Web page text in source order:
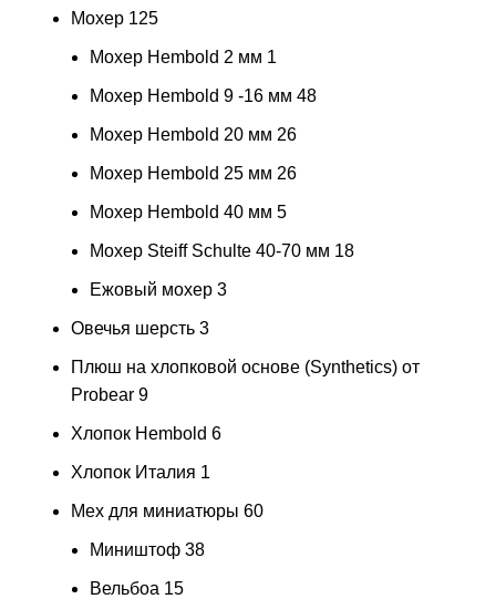
Мохер 125
Мохер Hembold 2 мм 1
Мохер Hembold 9 -16 мм 48
Мохер Hembold 20 мм 26
Мохер Hembold 25 мм 26
Мохер Hembold 40 мм 5
Мохер Steiff Schulte 40-70 мм 18
Ежовый мохер 3
Овечья шерсть 3
Плюш на хлопковой основе (Synthetics) от
Probear 9
Хлопок Hembold 6
Хлопок Италия 1
Мех для миниатюры 60
Миништоф 38
Вельбоа 15